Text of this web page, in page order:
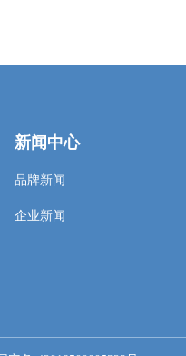
新闻中心
品牌新闻
企业新闻